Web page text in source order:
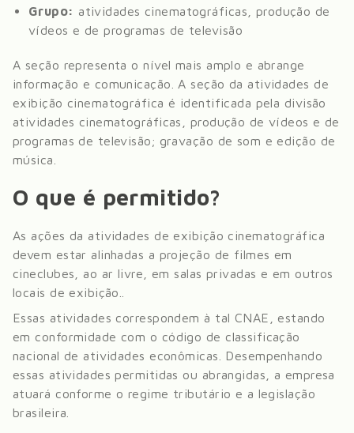
Grupo: atividades cinematográficas, produção de
vídeos e de programas de televisão
A seção representa o nível mais amplo e abrange
informação e comunicação . A seção da atividades de
exibição cinematográfica é identificada pela divisão
atividades cinematográficas, produção de vídeos e de
programas de televisão; gravação de som e edição de
música
O que é permitido?
As ações da atividades de exibição cinematográfica
devem estar alinhadas a projeção de filmes em
cineclubes, ao ar livre, em salas privadas e em outros
locais de exibição.
Essas atividades correspondem à tal CNAE, estando
em conformidade com o código de classificação
nacional de atividades econômicas. Desempenhando
essas atividades permitidas ou abrangidas, a empresa
atuará conforme o regime tributário e a legislação
brasileira.